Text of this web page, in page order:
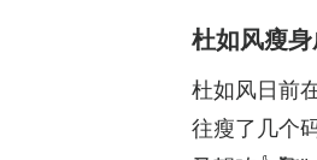
杜如风瘦
杜如风日前
往瘦了几个